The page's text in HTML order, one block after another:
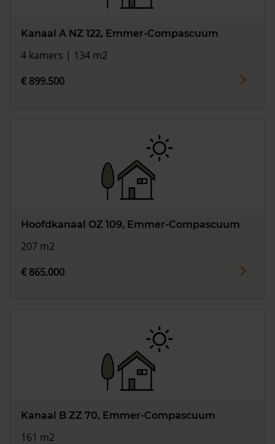
Kanaal A NZ 122, Emmer-Compascuum
4 kamers | 134 m2
€ 899.500
Hoofdkanaal OZ 109, Emmer-Compascuum
207 m2
€ 865.000
Kanaal B ZZ 70, Emmer-Compascuum
161 m2